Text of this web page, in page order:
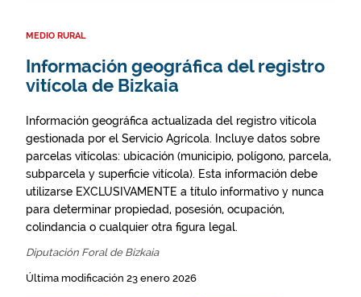
MEDIO RURAL
Información geográfica del registro
vitícola de Bizkaia
Información geográfica actualizada del registro vitícola
gestionada por el Servicio Agrícola. Incluye datos sobre
parcelas vitícolas: ubicación (municipio, polígono, parcela,
subparcela y superficie vitícola). Esta información debe
utilizarse EXCLUSIVAMENTE a título informativo y nunca
para determinar propiedad, posesión, ocupación,
colindancia o cualquier otra figura legal.
Diputación Foral de Bizkaia
Última modificación 23 enero 2026